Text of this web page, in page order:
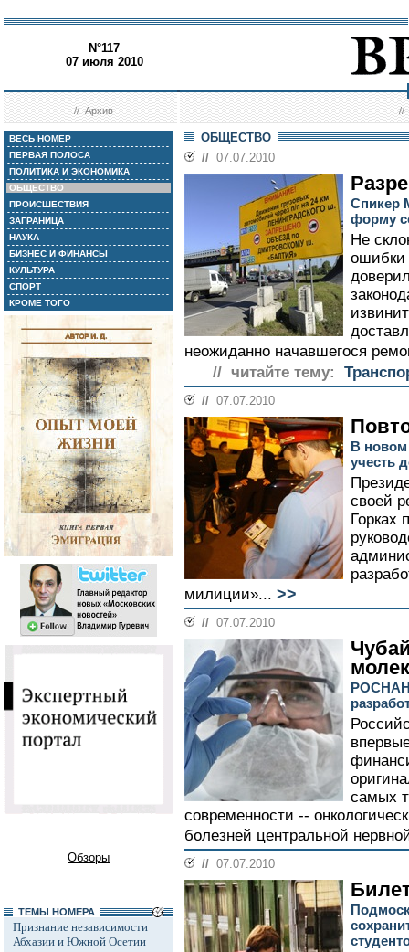
N°117
07 июля 2010
//Архив //
ВЕСЬ НОМЕР
ПЕРВАЯ ПОЛОСА
ПОЛИТИКА И ЭКОНОМИКА
ОБЩЕСТВО
ПРОИСШЕСТВИЯ
ЗАГРАНИЦА
НАУКА
БИЗНЕС И ФИНАНСЫ
КУЛЬТУРА
СПОРТ
КРОМЕ ТОГО
Обзоры
ТЕМЫ НОМЕРА
Признание независимости
Абхазии и Южной Осетии
ОБЩЕСТВО
// 07.07.2010
Спикер
форму
Не
ошибки
неожиданно начавшегося
// читайте тему:
// 07.07.2010
В
учесть
своей
Горках
милиции»... >>
// 07.07.2010
самых
современности --
болезней центральной
// 07.07.2010